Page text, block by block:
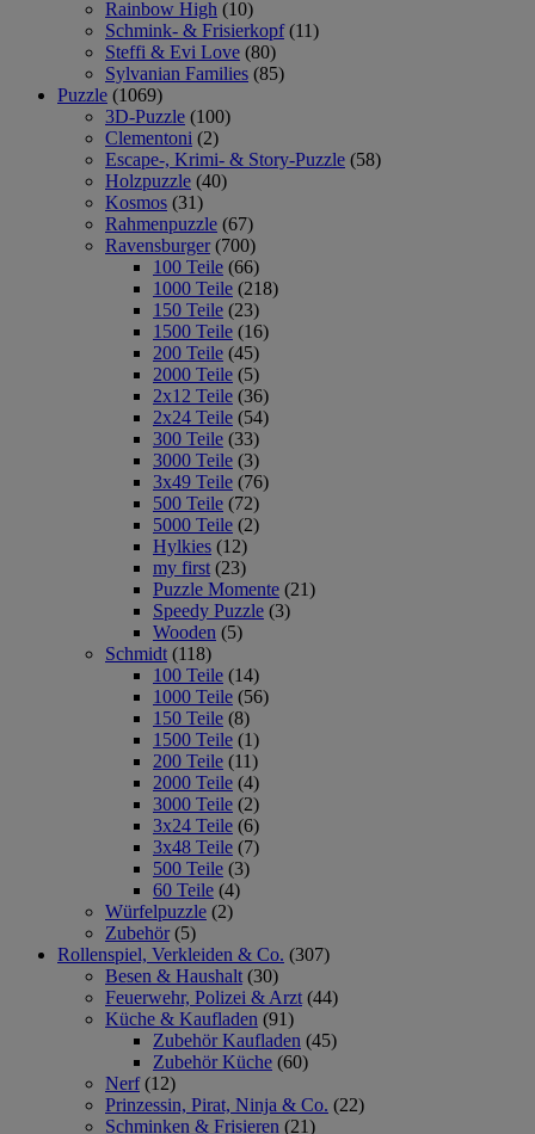
Rainbow High (10)
Schmink- & Frisierkopf (11)
Steffi & Evi Love (80)
Sylvanian Families (85)
Puzzle (1069)
3D-Puzzle (100)
Clementoni (2)
Escape-, Krimi- & Story-Puzzle (58)
Holzpuzzle (40)
Kosmos (31)
Rahmenpuzzle (67)
Ravensburger (700)
100 Teile (66)
1000 Teile (218)
150 Teile (23)
1500 Teile (16)
200 Teile (45)
2000 Teile (5)
2x12 Teile (36)
2x24 Teile (54)
300 Teile (33)
3000 Teile (3)
3x49 Teile (76)
500 Teile (72)
5000 Teile (2)
Hylkies (12)
my first (23)
Puzzle Momente (21)
Speedy Puzzle (3)
Wooden (5)
Schmidt (118)
100 Teile (14)
1000 Teile (56)
150 Teile (8)
1500 Teile (1)
200 Teile (11)
2000 Teile (4)
3000 Teile (2)
3x24 Teile (6)
3x48 Teile (7)
500 Teile (3)
60 Teile (4)
Würfelpuzzle (2)
Zubehör (5)
Rollenspiel, Verkleiden & Co. (307)
Besen & Haushalt (30)
Feuerwehr, Polizei & Arzt (44)
Küche & Kaufladen (91)
Zubehör Kaufladen (45)
Zubehör Küche (60)
Nerf (12)
Prinzessin, Pirat, Ninja & Co. (22)
Schminken & Frisieren (21)